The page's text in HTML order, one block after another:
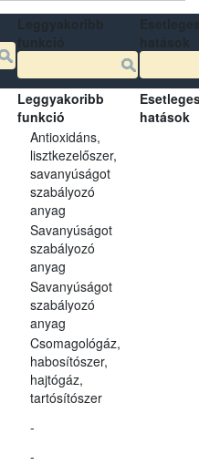
Leggyakoribb
funkció
hatások
Antioxidáns,
lisztkezelőszer,
savanyúságot
szabályozó
anyag
Savanyúságot
szabályozó
anyag
Savanyúságot
szabályozó
anyag
Csomagológáz,
habosítószer,
hajtógáz,
tartósítószer
-
-